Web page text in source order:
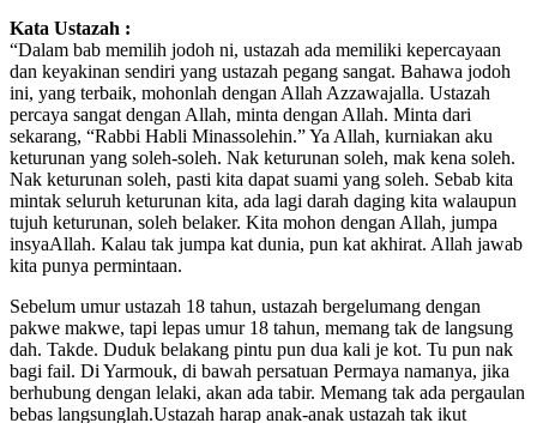
Kata Ustazah :
“Dalam bab memilih jodoh ni, ustazah ada memiliki kepercayaan
dan keyakinan sendiri yang ustazah pegang sangat. Bahawa jodoh
ini, yang terbaik, mohonlah dengan Allah Azzawajalla. Ustazah
percaya sangat dengan Allah, minta dengan Allah. Minta dari
sekarang, “Rabbi Habli Minassolehin.” Ya Allah, kurniakan aku
keturunan yang soleh-soleh. Nak keturunan soleh, mak kena soleh.
Nak keturunan soleh, pasti kita dapat suami yang soleh. Sebab kita
mintak seluruh keturunan kita, ada lagi darah daging kita walaupun
tujuh keturunan, soleh belaker. Kita mohon dengan Allah, jumpa
insyaAllah. Kalau tak jumpa kat dunia, pun kat akhirat. Allah jawab
kita punya permintaan.
Sebelum umur ustazah 18 tahun, ustazah bergelumang dengan
pakwe makwe, tapi lepas umur 18 tahun, memang tak de langsung
dah. Takde. Duduk belakang pintu pun dua kali je kot. Tu pun nak
bagi fail. Di Yarmouk, di bawah persatuan Permaya namanya, jika
berhubung dengan lelaki, akan ada tabir. Memang tak ada pergaulan
bebas langsunglah.Ustazah harap anak-anak ustazah tak ikut